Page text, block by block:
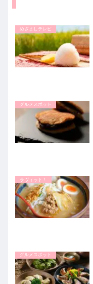
めざましテレビ
グルメスポット
ラヴィット！
グルメスポット